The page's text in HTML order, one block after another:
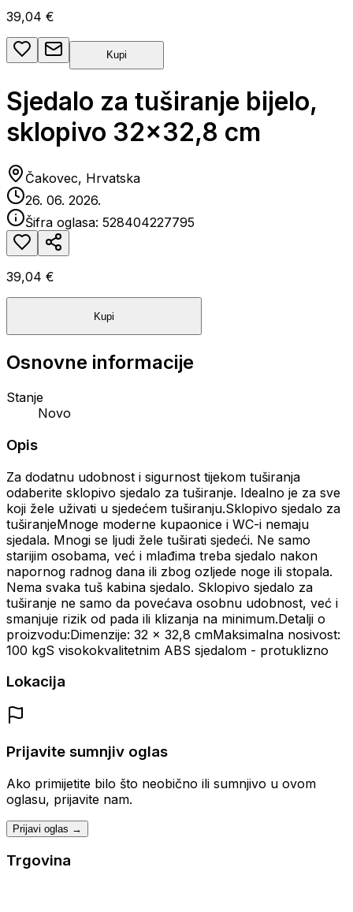
39,04 €
Kupi
Sjedalo za tuširanje bijelo,
sklopivo 32x32,8 cm
Čakovec, Hrvatska
26. 06. 2026.
Šifra oglasa: 528404227795
39,04 €
Kupi
Osnovne informacije
Stanje
Novo
Opis
Za dodatnu udobnost i sigurnost tijekom tuširanja
odaberite sklopivo sjedalo za tuširanje. Idealno je za sve
koji žele uživati u sjedećem tuširanju.Sklopivo sjedalo za
tuširanjeMnoge moderne kupaonice i WC-i nemaju
sjedala. Mnogi se ljudi žele tuširati sjedeći. Ne samo
starijim osobama, već i mlađima treba sjedalo nakon
napornog radnog dana ili zbog ozljede noge ili stopala.
Nema svaka tuš kabina sjedalo. Sklopivo sjedalo za
tuširanje ne samo da povećava osobnu udobnost, već i
smanjuje rizik od pada ili klizanja na minimum.Detalji o
proizvodu:Dimenzije: 32 x 32,8 cmMaksimalna nosivost:
100 kgS visokokvalitetnim ABS sjedalom - protuklizno
Lokacija
Prijavite sumnjiv oglas
Ako primijetite bilo što neobično ili sumnjivo u ovom
oglasu, prijavite nam.
Prijavi oglas →
Trgovina